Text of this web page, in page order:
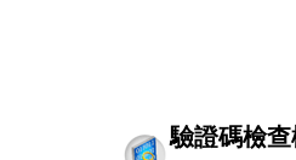
驗證碼檢查